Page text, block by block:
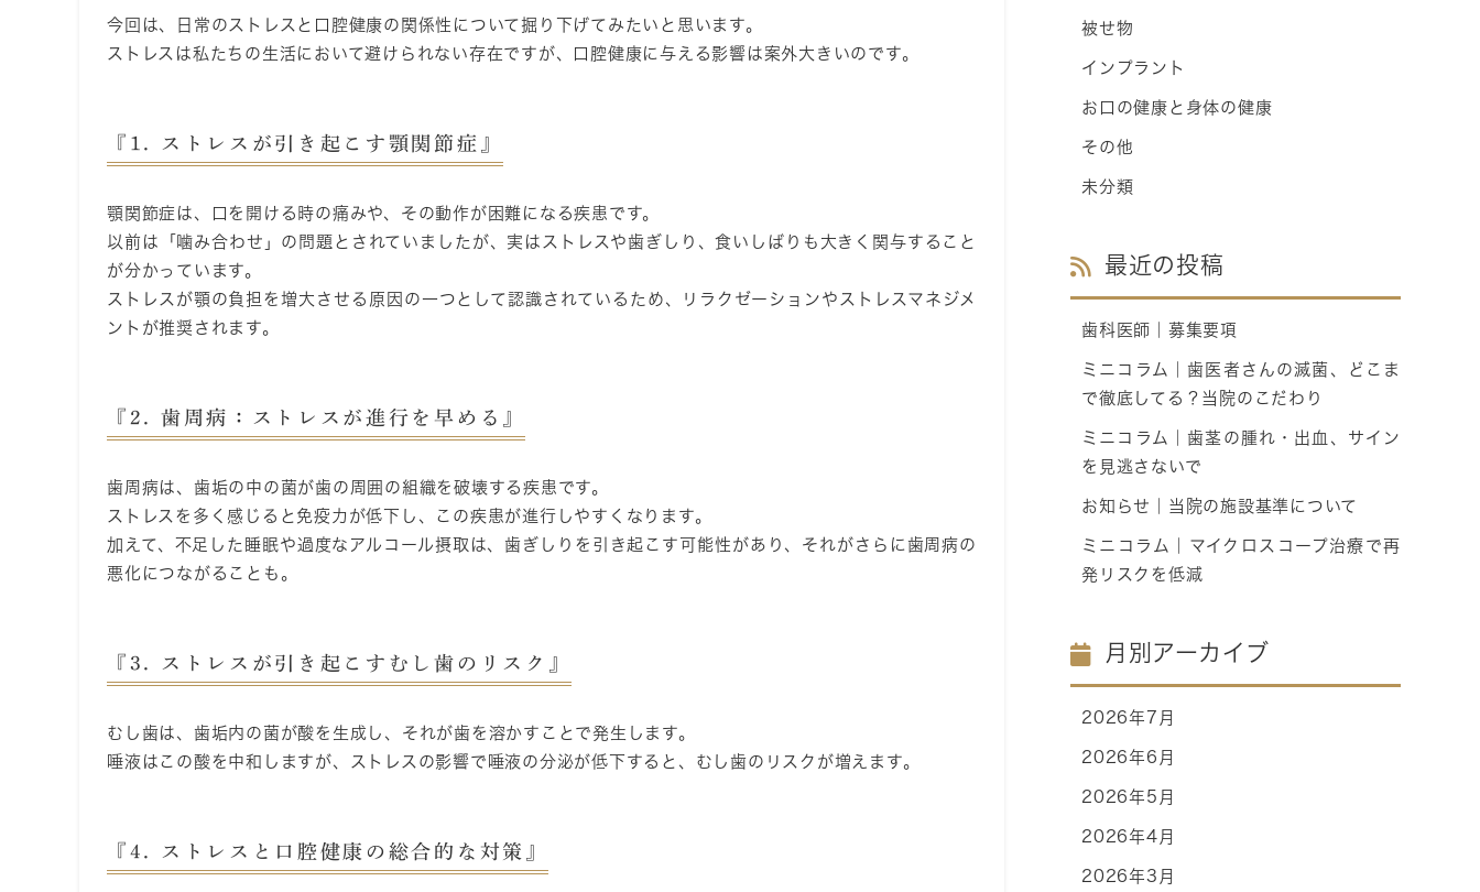
今回は、日常のストレスと口腔健康の関係性について掘り下げてみたいと思います。
ストレスは私たちの生活において避けられない存在ですが、口腔健康に与える影響は案外大きいのです。
『1. ストレスが引き起こす顎関節症』
顎関節症は、口を開ける時の痛みや、その動作が困難になる疾患です。
以前は「噛み合わせ」の問題とされていましたが、実はストレスや歯ぎしり、食いしばりも大きく関与すること
が分かっています。
ストレスが顎の負担を増大させる原因の一つとして認識されているため、リラクゼーションやストレスマネジメ
ントが推奨されます。
『2. 歯周病：ストレスが進行を早める』
歯周病は、歯垢の中の菌が歯の周囲の組織を破壊する疾患です。
ストレスを多く感じると免疫力が低下し、この疾患が進行しやすくなります。
加えて、不足した睡眠や過度なアルコール摂取は、歯ぎしりを引き起こす可能性があり、それがさらに歯周病の
悪化につながることも。
『3. ストレスが引き起こすむし歯のリスク』
むし歯は、歯垢内の菌が酸を生成し、それが歯を溶かすことで発生します。
唾液はこの酸を中和しますが、ストレスの影響で唾液の分泌が低下すると、むし歯のリスクが増えます。
『4. ストレスと口腔健康の総合的な対策』
被せ物
インプラント
お口の健康と身体の健康
その他
未分類
最近の投稿
歯科医師｜募集要項
ミニコラム｜歯医者さんの滅菌、どこま
で徹底してる？当院のこだわり
ミニコラム｜歯茎の腫れ・出血、サイン
を見逃さないで
お知らせ｜当院の施設基準について
ミニコラム｜マイクロスコープ治療で再
発リスクを低減
月別アーカイブ
2026年7月
2026年6月
2026年5月
2026年4月
2026年3月